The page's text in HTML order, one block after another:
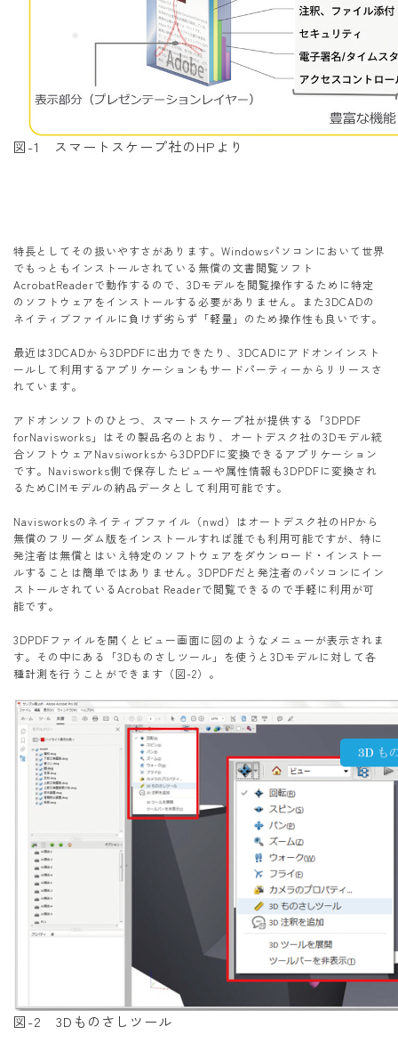
図-1 スマートスケープ社のHPより
特長としてその扱いやすさがあります。Windowsパソコンにおいて世界
でもっともインストールされている無償の文書閲覧ソフト
AcrobatReaderで動作するので、3Dモデルを閲覧操作するために特定
のソフトウェアをインストールする必要がありません。また3DCADの
ネイティブファイルに負けず劣らず「軽量」のため操作性も良いです。
最近は3DCADから3DPDFに出力できたり、3DCADにアドオンインスト
ールして利用するアプリケーションもサードパーティーからリリースさ
れています。
アドオンソフトのひとつ、スマートスケープ社が提供する「3DPDF
forNavisworks」はその製品名のとおり、オートデスク社の3Dモデル統
合ソフトウェアNavsiworksから3DPDFに変換できるアプリケーション
です。Navisworks側で保存したビューや属性情報も3DPDFに変換され
るためCIMモデルの納品データとして利用可能です。
Navisworksのネイティブファイル（nwd）はオートデスク社のHPから
無償のフリーダム版をインストールすれば誰でも利用可能ですが、特に
発注者は無償とはいえ特定のソフトウェアをダウンロード・インストー
ルすることは簡単ではありません。3DPDFだと発注者のパソコンにイン
ストールされているAcrobat Readerで閲覧できるので手軽に利用が可
能です。
3DPDFファイルを開くとビュー画面に図のようなメニューが表示されま
す。その中にある「3Dものさしツール」を使うと3Dモデルに対して各
種計測を行うことができます（図-2）。
図-2 3Dものさしツール